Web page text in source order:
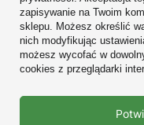
W sklepie
zapisywanie na Twoim
sklepu. Możesz określić
nich modyfikując
możesz wycofać w
cookies z przeglądarki